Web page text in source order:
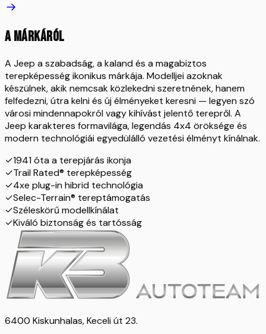
A MÁRKÁRÓL
A Jeep a szabadság, a kaland és a magabiztos
terepképesség ikonikus márkája. Modelljei azoknak
készülnek, akik nemcsak közlekedni szeretnének, hanem
felfedezni, útra kelni és új élményeket keresni — legyen szó
városi mindennapokról vagy kihívást jelentő terepről. A
Jeep karakteres formavilága, legendás 4x4 öröksége és
modern technológiái egyedülálló vezetési élményt kínálnak.
✓1941 óta a terepjárás ikonja
✓Trail Rated® terepképesség
✓4xe plug-in hibrid technológia
✓Selec-Terrain® tereptámogatás
✓Széleskörű modellkínálat
✓Kiváló biztonság és tartósság
6400 Kiskunhalas, Keceli út 23.